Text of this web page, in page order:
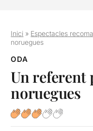
Inici » Espectacles
noruegues
ODA
Un referent
noruegues